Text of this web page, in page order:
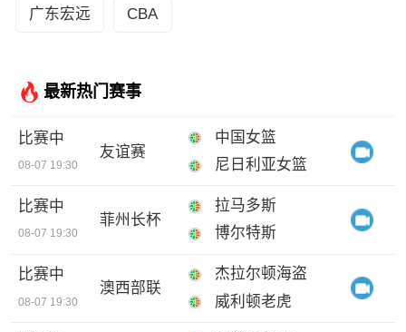
广东宏远 CBA
最新热门赛事
比赛中
08-07 19:30
友谊赛
中国女篮
尼日利亚女篮
比赛中
08-07 19:30
菲州长杯
拉马多斯
博尔特斯
比赛中
08-07 19:30
澳西部联
杰拉尔顿海盗
威利顿老虎